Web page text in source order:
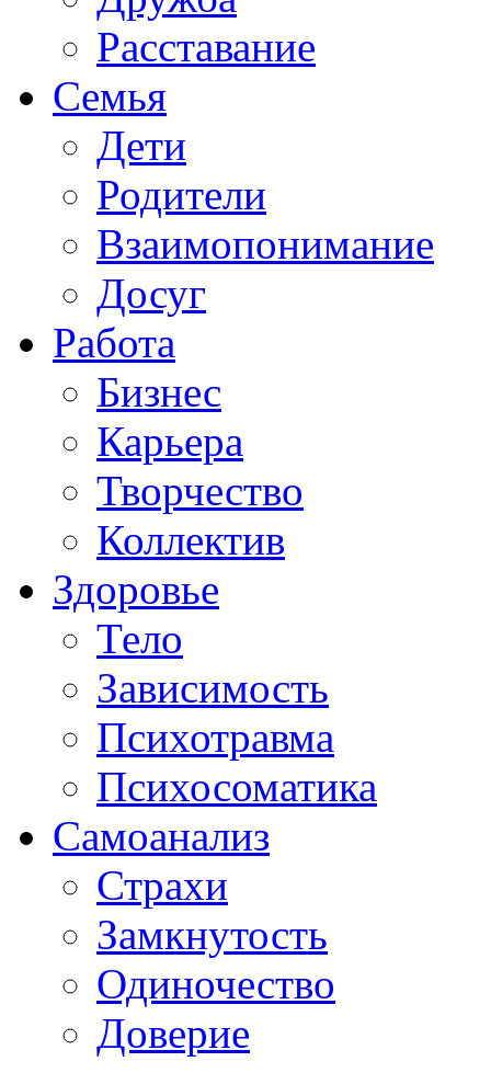
Расставание
Семья
Дети
Родители
Взаимопонимание
Досуг
Работа
Бизнес
Карьера
Творчество
Коллектив
Здоровье
Тело
Зависимость
Психотравма
Психосоматика
Самоанализ
Страхи
Замкнутость
Одиночество
Доверие